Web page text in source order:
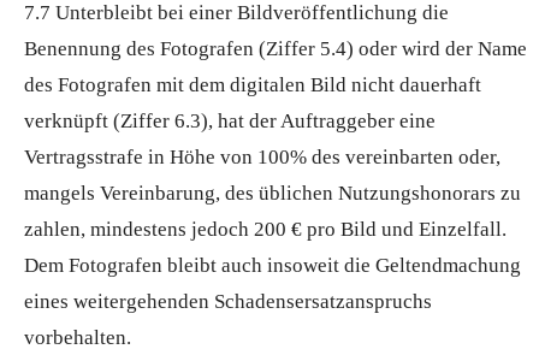
7.7 Unterbleibt bei einer Bildveröffentlichung die
Benennung des Fotografen (Ziffer 5.4) oder wird der Name
des Fotografen mit dem digitalen Bild nicht dauerhaft
verknüpft (Ziffer 6.3), hat der Auftraggeber eine
Vertragsstrafe in Höhe von 100% des vereinbarten oder,
mangels Vereinbarung, des üblichen Nutzungshonorars zu
zahlen, mindestens jedoch 200 € pro Bild und Einzelfall.
Dem Fotografen bleibt auch insoweit die Geltendmachung
eines weitergehenden Schadensersatzanspruchs
vorbehalten.